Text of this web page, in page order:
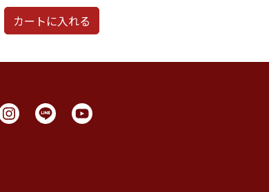
カートに入れる